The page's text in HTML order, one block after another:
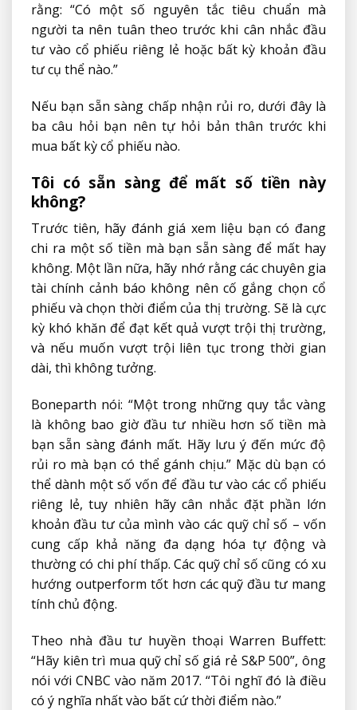
rằng: “Có một số nguyên tắc tiêu chuẩn mà
người ta nên tuân theo trước khi cân nhắc đầu
tư vào cổ phiếu riêng lẻ hoặc bất kỳ khoản đầu
tư cụ thể nào.”
Nếu bạn sẵn sàng chấp nhận rủi ro, dưới đây là
ba câu hỏi bạn nên tự hỏi bản thân trước khi
mua bất kỳ cổ phiếu nào.
Tôi có sẵn sàng để mất số tiền này
không?
Trước tiên, hãy đánh giá xem liệu bạn có đang
chi ra một số tiền mà bạn sẵn sàng để mất hay
không. Một lần nữa, hãy nhớ rằng các chuyên gia
tài chính cảnh báo không nên cố gắng chọn cổ
phiếu và chọn thời điểm của thị trường. Sẽ là cực
kỳ khó khăn để đạt kết quả vượt trội thị trường,
và nếu muốn vượt trội liên tục trong thời gian
dài, thì không tưởng.
Boneparth nói: “Một trong những quy tắc vàng
là không bao giờ đầu tư nhiều hơn số tiền mà
bạn sẵn sàng đánh mất. Hãy lưu ý đến mức độ
rủi ro mà bạn có thể gánh chịu.” Mặc dù bạn có
thể dành một số vốn để đầu tư vào các cổ phiếu
riêng lẻ, tuy nhiên hãy cân nhắc đặt phần lớn
khoản đầu tư của mình vào các quỹ chỉ số – vốn
cung cấp khả năng đa dạng hóa tự động và
thường có chi phí thấp. Các quỹ chỉ số cũng có xu
hướng outperform tốt hơn các quỹ đầu tư mang
tính chủ động.
Theo nhà đầu tư huyền thoại Warren Buffett:
“Hãy kiên trì mua quỹ chỉ số giá rẻ S&P 500”, ông
nói với CNBC vào năm 2017. “Tôi nghĩ đó là điều
có ý nghĩa nhất vào bất cứ thời điểm nào.”